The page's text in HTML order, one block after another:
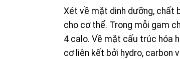
Xét về mặt dinh dưỡng, chất
cho cơ thể. Trong mỗi gam
4 calo. Về mặt cấu trúc hóa
cơ liên kết bởi hydro, carbon